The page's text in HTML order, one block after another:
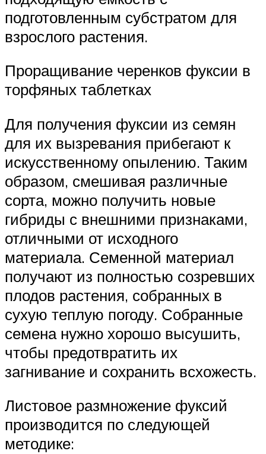
подготовленным субстратом для
взрослого растения.
Проращивание черенков фуксии в
торфяных таблетках
Для получения фуксии из семян
для их вызревания прибегают к
искусственному опылению. Таким
образом, смешивая различные
сорта, можно получить новые
гибриды с внешними признаками,
отличными от исходного
материала. Семенной материал
получают из полностью созревших
плодов растения, собранных в
сухую теплую погоду. Собранные
семена нужно хорошо высушить,
чтобы предотвратить их
загнивание и сохранить всхожесть.
Листовое размножение фуксий
производится по следующей
методике: